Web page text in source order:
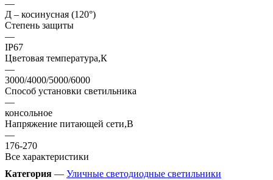
—
Д – косинусная (120°)
Степень защиты
—
IP67
Цветовая температура,К
—
3000/4000/5000/6000
Способ установки светильника
—
консольное
Напряжение питающей сети,В
—
176-270
Все характеристики
Категория — Уличные светодиодные светильники